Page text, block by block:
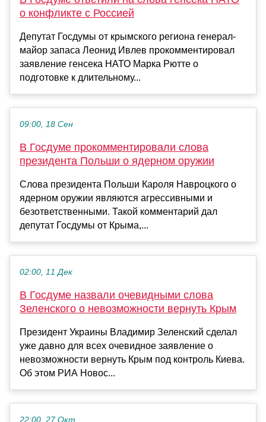
о конфликте с Россией
Депутат Госдумы от крымского региона генерал-
майор запаса Леонид Ивлев прокомментировал
заявление генсека НАТО Марка Рютте о
подготовке к длительному...
09:00, 18 Сен
В Госдуме прокомментировали слова
президента Польши о ядерном оружии
Слова президента Польши Кароля Навроцкого о
ядерном оружии являются агрессивными и
безответственными. Такой комментарий дал
депутат Госдумы от Крыма,...
02:00, 11 Дек
В Госдуме назвали очевидными слова
Зеленского о невозможности вернуть Крым
Президент Украины Владимир Зеленский сделал
уже давно для всех очевидное заявление о
невозможности вернуть Крым под контроль Киева.
Об этом РИА Новос...
22:00, 27 Окт